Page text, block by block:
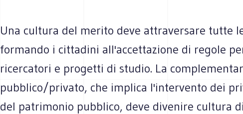
Una cultura del merito deve attraversare tutte
formando i cittadini all'accettazione di regole
ricercatori e progetti di studio. La
pubblico/privato, che implica l'intervento dei
del patrimonio pubblico, deve divenire cultura